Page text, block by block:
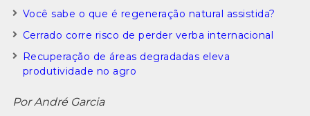
Você sabe o que é regeneração natural assistida?
Cerrado corre risco de perder verba internacional
Recuperação de áreas degradadas eleva
produtividade no agro
Por André Garcia